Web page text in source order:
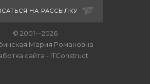
НА РАССЫЛКУ
© 2001—2026
Мария Романовна
сайта - ITConstruct